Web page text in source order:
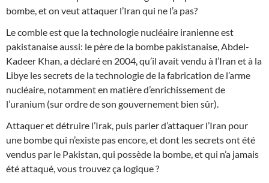
bombe, et on veut attaquer l’Iran qui ne l’a pas?
Le comble est que la technologie nucléaire iranienne est
pakistanaise aussi: le père de la bombe pakistanaise, Abdel-
Kadeer Khan, a déclaré en 2004, qu’il avait vendu à l’Iran et à la
Libye les secrets de la technologie de la fabrication de l’arme
nucléaire, notamment en matière d’enrichissement de
l’uranium (sur ordre de son gouvernement bien sûr).
Attaquer et détruire l’Irak, puis parler d’attaquer l’Iran pour
une bombe qui n’existe pas encore, et dont les secrets ont été
vendus par le Pakistan, qui possède la bombe, et qui n’a jamais
été attaqué, vous trouvez ça logique ?